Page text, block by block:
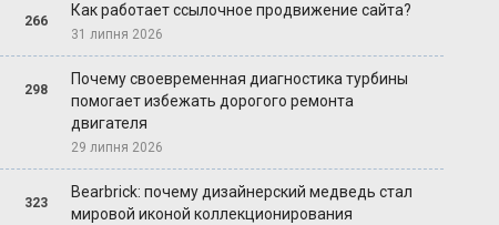
266
Как работает ссылочное продвижение сайта?
31 липня 2026
298
Почему своевременная диагностика турбины
помогает избежать дорогого ремонта
двигателя
29 липня 2026
323
Bearbrick: почему дизайнерский медведь стал
мировой иконой коллекционирования